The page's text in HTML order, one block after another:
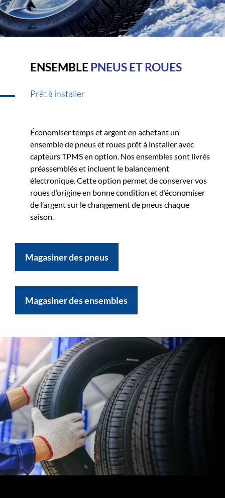
ENSEMBLEPNEUS ET ROUES
Prêt à installer
Économiser temps et argent en achetant un
ensemble de pneus et roues prêt à installer avec
capteurs TPMS en option. Nos ensembles sont livrés
préassemblés et incluent le balancement
électronique. Cette option permet de conserver vos
roues d’origine en bonne condition et d’économiser
de l’argent sur le changement de pneus chaque
saison.
Magasiner des pneus
Magasiner des ensembles